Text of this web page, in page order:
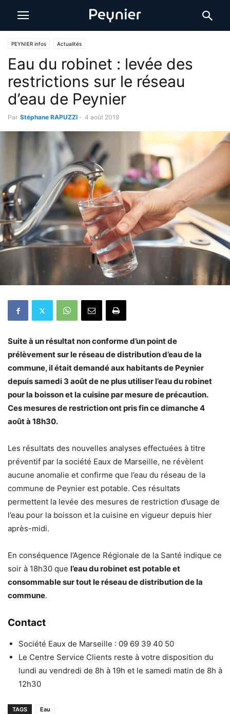
PEYNIER infos Actualités
Eau du robinet : levée des
restrictions sur le réseau
d’eau de Peynier
Par Stéphane RAPUZZI - 4 août 2019
Suite à un résultat non conforme d’un point de
prélèvement sur le réseau de distribution d’eau de la
commune, il était demandé aux habitants de Peynier
depuis samedi 3 août de ne plus utiliser l’eau du robinet
pour la boisson et la cuisine par mesure de précaution.
Ces mesures de restriction ont pris fin ce dimanche 4
août à 18h30.
Les résultats des nouvelles analyses effectuées à titre
préventif par la société Eaux de Marseille, ne révèlent
aucune anomalie et confirme que l’eau du réseau de la
commune de Peynier est potable. Ces résultats
permettent la levée des mesures de restriction d’usage de
l’eau pour la boisson et la cuisine en vigueur depuis hier
après-midi.
En conséquence l’Agence Régionale de la Santé indique ce
soir à 18h30 que l’eau du robinet est potable et
consommable sur tout le réseau de distribution de la
commune.
Contact
Société Eaux de Marseille : 09 69 39 40 50
Le Centre Service Clients reste à votre disposition du
lundi au vendredi de 8h à 19h et le samedi matin de 8h à
12h30
TAGS Eau